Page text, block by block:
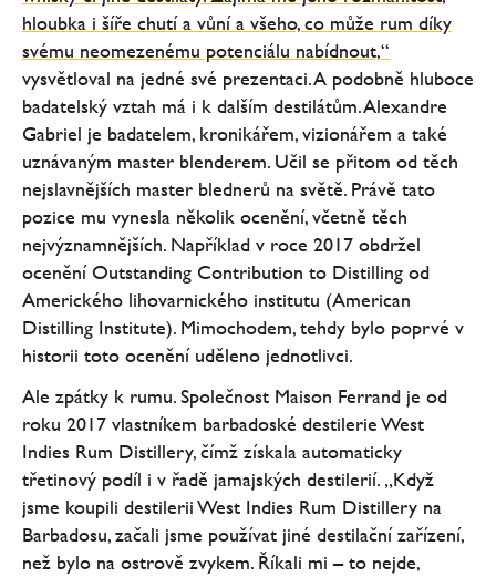
hloubka i šíře chutí a vůní a všeho, co může rum díky
svému neomezenému potenciálu nabídnout,“
vysvětloval na jedné své prezentaci. A podobně hluboce
badatelský vztah má i k dalším destilátům. Alexandre
Gabriel je badatelem, kronikářem, vizionářem a také
uznávaným master blenderem. Učil se přitom od těch
nejslavnějších master blednerů na světě. Právě tato
pozice mu vynesla několik ocenění, včetně těch
nejvýznamnějších. Například v roce 2017 obdržel
ocenění Outstanding Contribution to Distilling od
Amerického lihovarnického institutu (American
Distilling Institute). Mimochodem, tehdy bylo poprvé v
historii toto ocenění uděleno jednotlivci.
Ale zpátky k rumu. Společnost Maison Ferrand je od
roku 2017 vlastníkem barbadoské destilerie West
Indies Rum Distillery, čímž získala automaticky
třetinový podíl i v řadě jamajských destilerií. „Když
jsme koupili destilerii West Indies Rum Distillery na
Barbadosu, začali jsme používat jiné destilační zařízení,
než bylo na ostrově zvykem. Říkali mi – to nejde,